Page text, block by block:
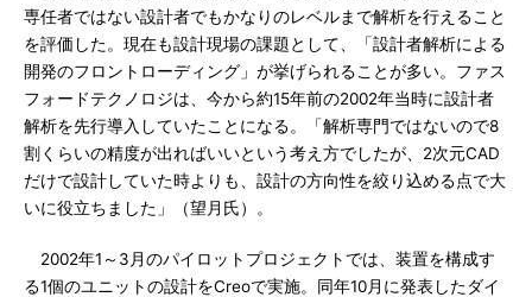
専任者ではない設計者でもかなりのレベルまで解析を行えること
を評価した。現在も設計現場の課題として、「設計者解析による
開発のフロントローディング」が挙げられることが多い。ファス
フォードテクノロジは、今から約15年前の2002年当時に設計者
解析を先行導入していたことになる。「解析専門ではないので8
割くらいの精度が出ればいいという考え方でしたが、2次元CAD
だけで設計していた時よりも、設計の方向性を絞り込める点で大
いに役立ちました」（望月氏）。
2002年1～3月のパイロットプロジェクトでは、装置を構成す
る1個のユニットの設計をCreoで実施。同年10月に発表したダイ